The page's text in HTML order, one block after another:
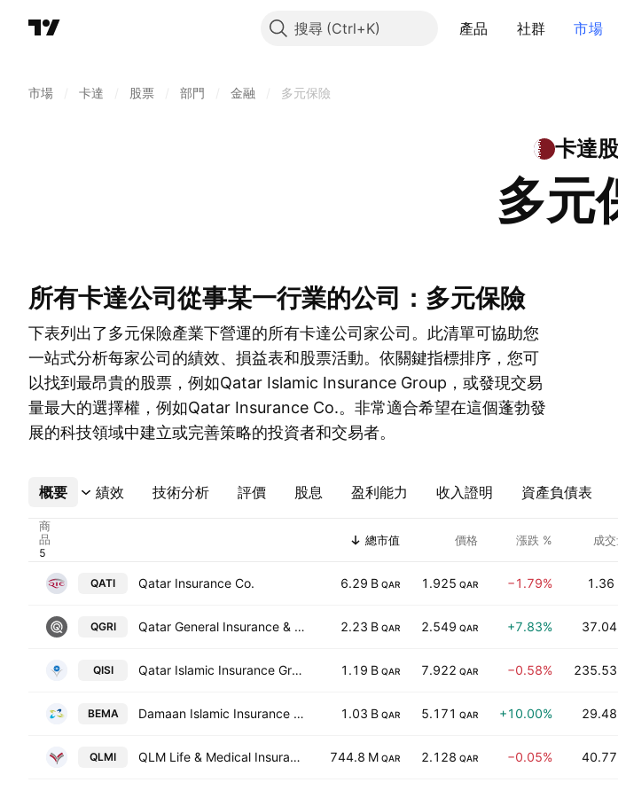
搜尋 產品 社群 市場
市場 卡達 股票 部門 金融 多元保險
卡達
多元
所有卡達公司從事某一行業的公司：多元保險
下表列出了多元保險產業下營運的所有卡達公司家公司。此清單可協助您
一站式分析每家公司的績效、損益表和股票活動。依關鍵指標排序，您可
以找到最昂貴的股票，例如Qatar Islamic Insurance Group，或發現交易
量最大的選擇權，例如Qatar Insurance Co.。非常適合希望在這個蓬勃發
展的科技領域中建立或完善策略的投資者和交易者。
概要 績效 技術分析 評價 股息 盈利能力 收入證明 資產負債表
更多
商
品
總市值 價格 漲跌 % 成
QATI Qatar Insurance Co. 6.29 B QAR 1.925 QAR −1.79% 1.36
QGRI Qatar General Insurance & Reinsurance Company Q.P.S.C. 2.23 B QAR 2.549 QAR +7.83% 37.04
QISI Qatar Islamic Insurance Group 1.19 B QAR 7.922 QAR −0.58% 235.53
BEMA Damaan Islamic Insurance Company (Beema) 1.03 B QAR 5.171 QAR +10.00% 29.48
QLMI QLM Life & Medical Insurance Company QPSC 744.8 M QAR 2.128 QAR −0.05% 40.77